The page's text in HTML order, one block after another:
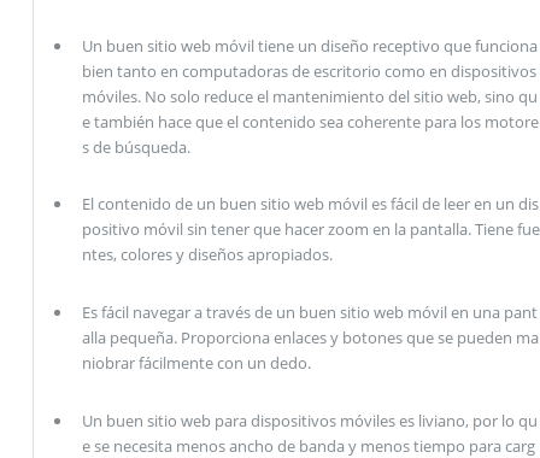
Un buen sitio web móvil tiene un diseño receptivo que funciona
bien tanto en computadoras de escritorio como en dispositivos
móviles. No solo reduce el mantenimiento del sitio web, sino qu
e también hace que el contenido sea coherente para los motore
s de búsqueda.
El contenido de un buen sitio web móvil es fácil de leer en un dis
positivo móvil sin tener que hacer zoom en la pantalla. Tiene fue
ntes, colores y diseños apropiados.
Es fácil navegar a través de un buen sitio web móvil en una pant
alla pequeña. Proporciona enlaces y botones que se pueden ma
niobrar fácilmente con un dedo.
Un buen sitio web para dispositivos móviles es liviano, por lo qu
e se necesita menos ancho de banda y menos tiempo para carg